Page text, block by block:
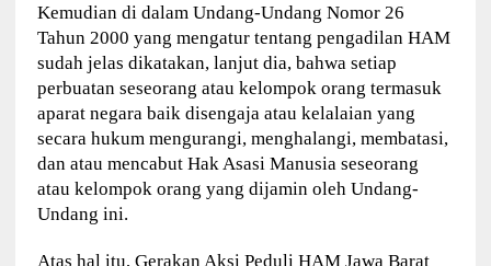
Kemudian di dalam Undang-Undang Nomor 26
Tahun 2000 yang mengatur tentang pengadilan HAM
sudah jelas dikatakan, lanjut dia, bahwa setiap
perbuatan seseorang atau kelompok orang termasuk
aparat negara baik disengaja atau kelalaian yang
secara hukum mengurangi, menghalangi, membatasi,
dan atau mencabut Hak Asasi Manusia seseorang
atau kelompok orang yang dijamin oleh Undang-
Undang ini.
Atas hal itu, Gerakan Aksi Peduli HAM Jawa Barat